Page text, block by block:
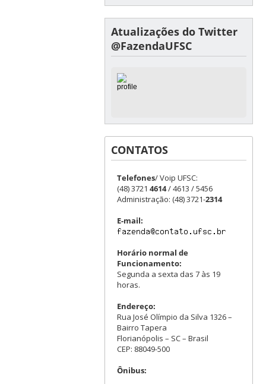
Atualizações do Twitter
@FazendaUFSC
CONTATOS
Telefones/ Voip UFSC:
(48) 3721 4614/ 4613 / 5456
Administração: (48) 3721-2314
E-mail:
Horário normal de
Funcionamento:
Segunda a sexta das 7 às 19
horas.
Endereço:
Rua José Olímpio da Silva 1326 –
Bairro Tapera
Florianópolis – SC – Brasil
CEP: 88049-500
Ônibus: